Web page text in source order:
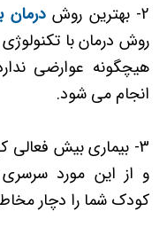
2- بهترین روش درمان
روش درمان با
هیچگونه عوارضی
انجام می شود.
3- بیماری بیش فعالی
و از این مورد سرسری
کودک شما را دچار